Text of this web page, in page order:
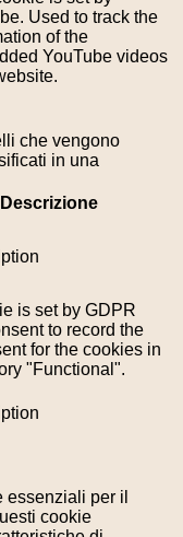
Used to track the
of the
YouTube videos
che vengono
in una
Descrizione
is set by GDPR
to record the
for the cookies in
"Functional".
essenziali per il
cookie